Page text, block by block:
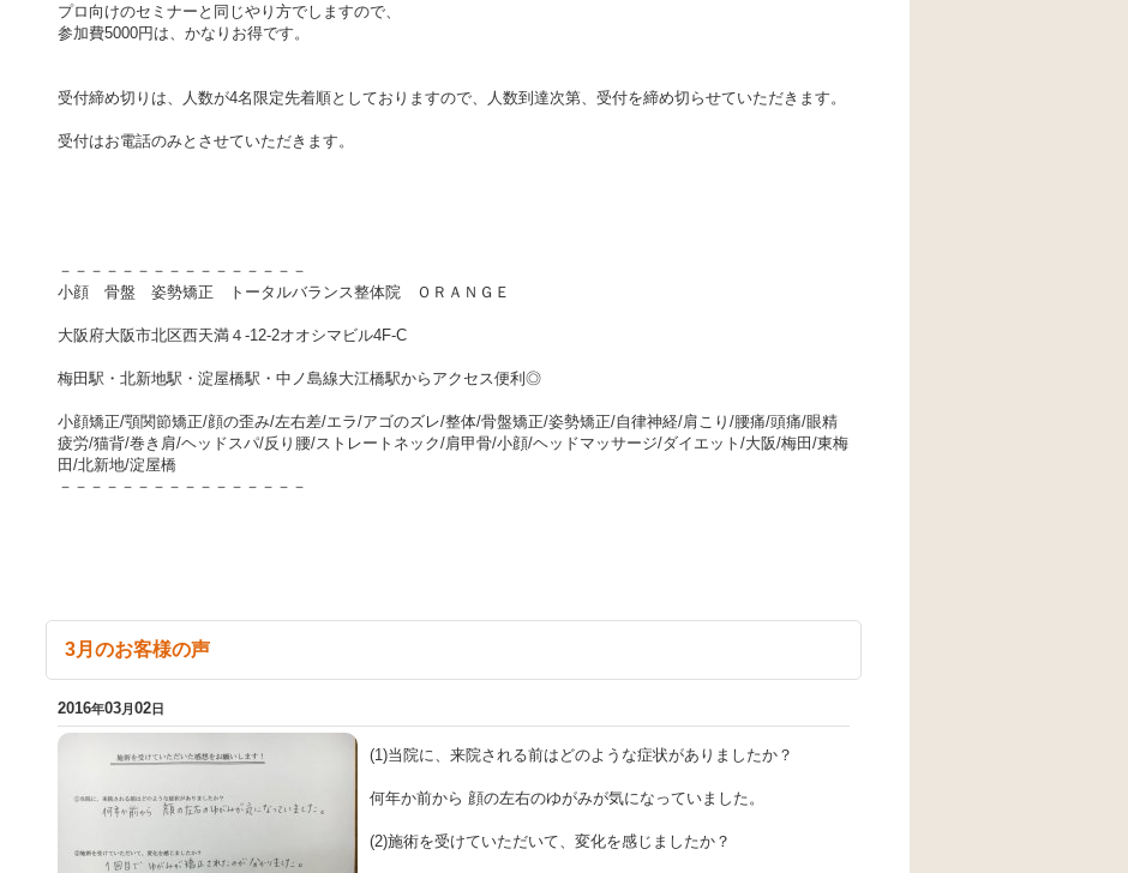
プロ向けのセミナーと同じやり方でしますので、
参加費5000円は、かなりお得です。
受付締め切りは、人数が4名限定先着順としておりますので、人数到達次第、受付を締め切らせていただきます。
受付はお電話のみとさせていただきます。
－－－－－－－－－－－－－－－－
小顔 骨盤 姿勢矯正 トータルバランス整体院 ＯＲＡＮＧＥ
大阪府大阪市北区西天満４-12-2オオシマビル4F-C
梅田駅・北新地駅・淀屋橋駅・中ノ島線大江橋駅からアクセス便利◎
小顔矯正/顎関節矯正/顔の歪み/左右差/エラ/アゴのズレ/整体/骨盤矯正/姿勢矯正/自律神経/肩こり/腰痛/頭痛/眼精
疲労/猫背/巻き肩/ヘッドスパ/反り腰/ストレートネック/肩甲骨/小顔/ヘッドマッサージ/ダイエット/大阪/梅田/東梅
田/北新地/淀屋橋
－－－－－－－－－－－－－－－－
3月のお客様の声
2016年03月02日
(1)当院に、来院される前はどのような症状がありましたか？
何年か前から 顔の左右のゆがみが気になっていました。
(2)施術を受けていただいて、変化を感じましたか？